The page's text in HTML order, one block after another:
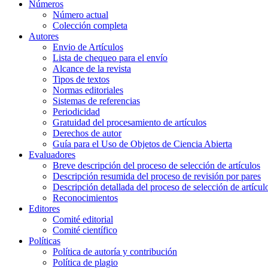
Números
Número actual
Colección completa
Autores
Envio de Artículos
Lista de chequeo para el envío
Alcance de la revista
Tipos de textos
Normas editoriales
Sistemas de referencias
Periodicidad
Gratuidad del procesamiento de artículos
Derechos de autor
Guía para el Uso de Objetos de Ciencia Abierta
Evaluadores
Breve descripción del proceso de selección de artículos
Descripción resumida del proceso de revisión por pares
Descripción detallada del proceso de selección de
Reconocimientos
Editores
Comité editorial
Comité científico
Políticas
Política de autoría y contribución
Política de plagio